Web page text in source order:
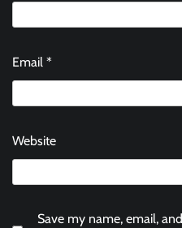
Email *
Website
Save my name, email,